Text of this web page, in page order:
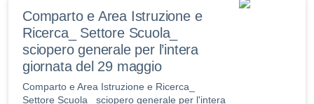
Comparto e Area Istruzione e
Ricerca_ Settore Scuola_
sciopero generale per l’intera
giornata del 29 maggio
Comparto e Area Istruzione e Ricerca_
Settore Scuola_ sciopero generale per l'intera